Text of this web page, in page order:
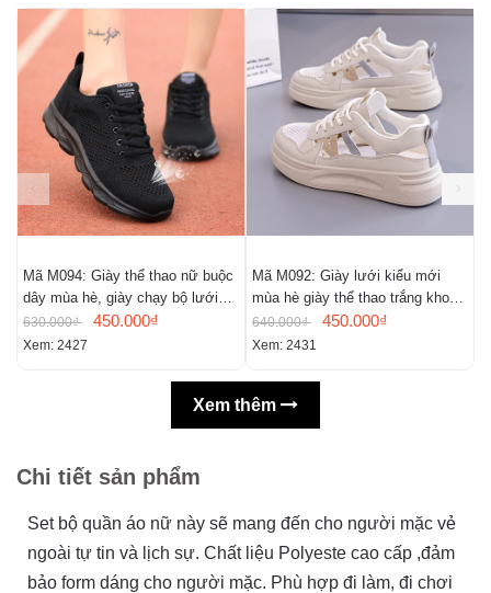
Mã M094: Giày thể thao nữ buộc
dây mùa hè, giày chạy bộ lưới
đơn màu đen khoét rỗng
630.000₫ 450.000₫
Xem: 2427
Mã M092: Giày lưới kiểu mới
mùa hè giày thể thao trắng khoét
lỗ mùa hè
640.000₫ 450.000₫
Xem: 2431
Xem thêm
Chi tiết sản phẩm
Set bộ quần áo nữ này sẽ mang đến cho người mặc vẻ
ngoài tự tin và lịch sự. Chất liệu Polyeste cao cấp ,đảm
bảo form dáng cho người mặc. Phù hợp đi làm, đi chơi